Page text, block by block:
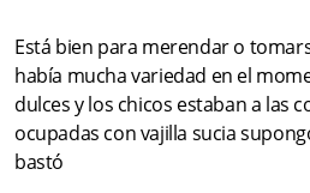
Está bien para merendar o
había mucha variedad en el
dulces y los chicos estaban a las
ocupadas con vajilla sucia
bastó